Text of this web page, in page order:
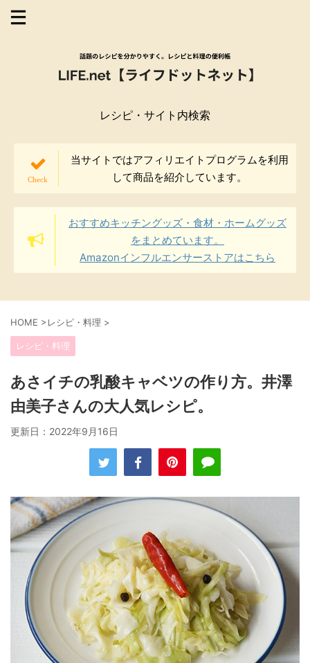
レシピ・サイト内検索
当サイトではアフィリエイトプログラムを利用
して商品を紹介しています。
おすすめキッチングッズ・食材・ホームグッズ
をまとめています。
Amazonインフルエンサーストアはこちら
HOME >レシピ・料理 >
レシピ・料理
あさイチの乳酸キャベツの作り方。井澤
由美子さんの大人気レシピ。
更新日： 2022年9月16日